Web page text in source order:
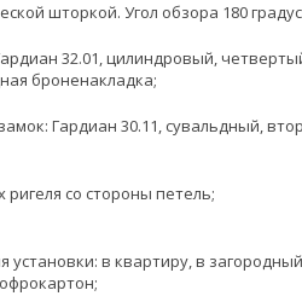
шторкой. Угол обзора 180
32.01, цилиндровый,
броненакладка;
Гардиан 30.11, сувальдный,
со стороны петель;
установки: в квартиру, в